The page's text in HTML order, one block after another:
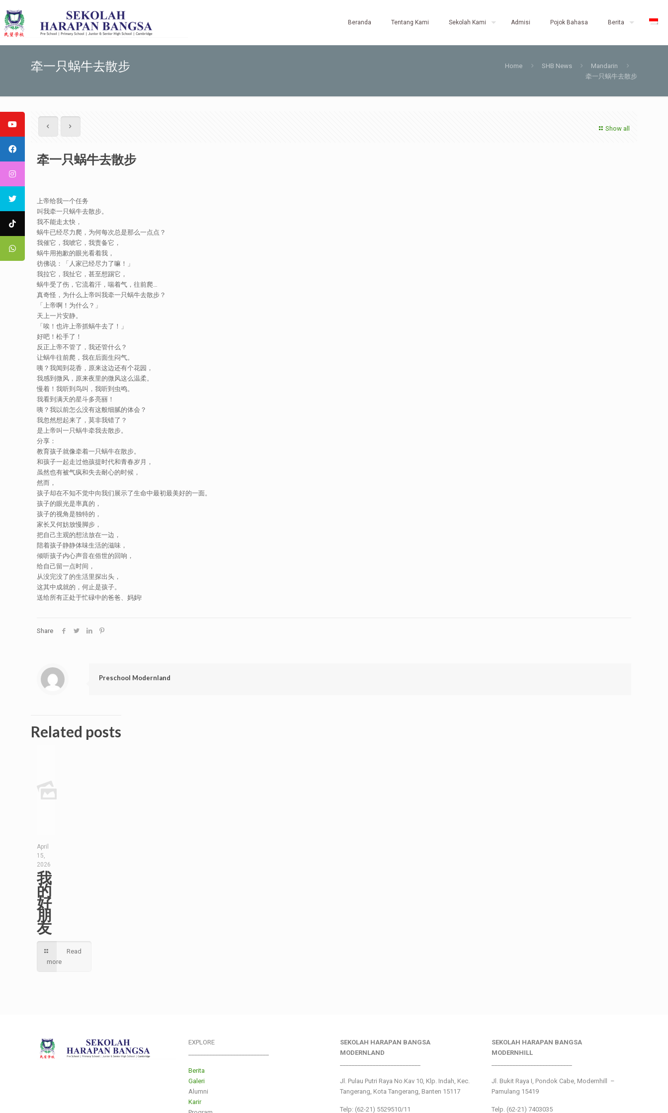
Beranda Tentang Kami Sekolah Kami Admisi Pojok Bahasa Berita
牵一只蜗牛去散步 Home SHB News
Mandarin
牵一只蜗牛去散步
Show all
牵一只蜗牛去散步
上帝给我一个任务
叫我牵一只蜗牛去散步。
我不能走太快，
蜗牛已经尽力爬，为何每次总是那么一点点？
我催它，我唬它，我责备它，
蜗牛用抱歉的眼光看着我，
彷佛说：「人家已经尽力了嘛！」
我拉它，我扯它，甚至想踢它，
蜗牛受了伤，它流着汗，喘着气，往前爬…
真奇怪，为什么上帝叫我牵一只蜗牛去散步？
「上帝啊！为什么？」
天上一片安静。
「唉！也许上帝抓蜗牛去了！」
好吧！松手了！
反正上帝不管了，我还管什么？
让蜗牛往前爬，我在后面生闷气。
咦？我闻到花香，原来这边还有个花园，
我感到微风，原来夜里的微风这么温柔。
慢着！我听到鸟叫，我听到虫鸣。
我看到满天的星斗多亮丽！
咦？我以前怎么没有这般细腻的体会？
我忽然想起来了，莫非我错了？
是上帝叫一只蜗牛牵我去散步。
分享：
教育孩子就像牵着一只蜗牛在散步。
和孩子一起走过他孩提时代和青春岁月，
虽然也有被气疯和失去耐心的时候，
然而，
孩子却在不知不觉中向我们展示了生命中最初最美好的一面。
孩子的眼光是率真的，
孩子的视角是独特的，
家长又何妨放慢脚步，
把自己主观的想法放在一边，
陪着孩子静静体味生活的滋味，
倾听孩子内心声音在俗世的回响，
给自己留一点时间，
从没完没了的生活里探出头，
这其中成就的，何止是孩子。
送给所有正处于忙碌中的爸爸、妈妈!
Share
Preschool Modernland
Related posts
April
15,
2026
我
的
好
朋
友
Read
more
EXPLORE
Berita
Galeri
Alumni
Karir
SEKOLAH HARAPAN BANGSA
MODERNLAND
Jl. Pulau Putri Raya No.Kav 10, Klp. Indah, Kec.
Tangerang, Kota Tangerang, Banten 15117
Telp: (62-21) 5529510/11
SEKOLAH HARAPAN BANGSA
MODERNHILL
Jl. Bukit Raya I, Pondok Cabe, Modernhill –
Pamulang 15419
Telp. (62-21) 7403035